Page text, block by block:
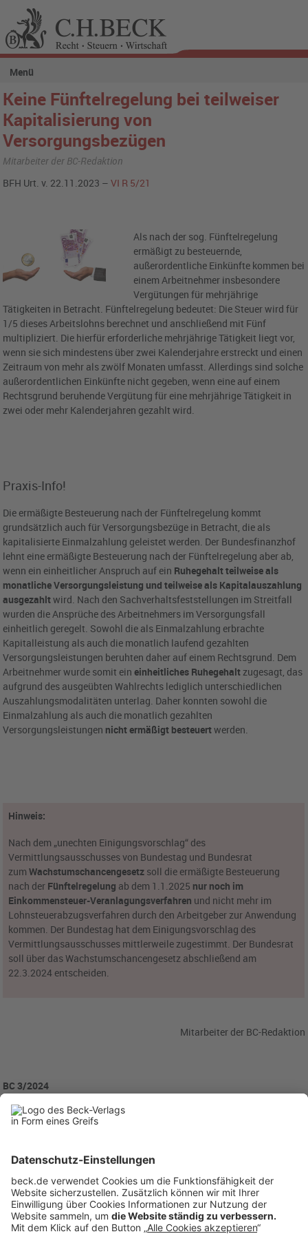
Menü
Keine Fünftelregelung bei teilweiser
Kapitalisierung von
Versorgungsbezügen
Mitarbeiter der BC-Redaktion
BFH Urt. v. 22.11.2023 –VI R 5/21
Als nach der sog. Fünftelregelung
ermäßigt zu besteuernde,
außerordentliche Einkünfte kommen bei
einem Arbeitnehmer insbesondere
Vergütungen für mehrjährige
Tätigkeiten in Betracht. Fünftelregelung bedeutet: Die Steuer wird für
1/5 dieses Arbeitslohns berechnet und anschließend mit Fünf
multipliziert. Die hierfür erforderliche mehrjährige Tätigkeit liegt vor,
wenn sie sich mindestens über zwei Kalenderjahre erstreckt und einen
Zeitraum von mehr als zwölf Monaten umfasst. Allerdings sind solche
außerordentlichen Einkünfte nicht gegeben, wenn eine auf einem
Rechtsgrund beruhende Vergütung für eine mehrjährige Tätigkeit in
zwei oder mehr Kalenderjahren gezahlt wird.
Praxis-Info!
Die ermäßigte Besteuerung nach der Fünftelregelung kommt
grundsätzlich auch für Versorgungsbezüge in Betracht, die als
kapitalisierte Einmalzahlung geleistet werden. Der Bundesfinanzhof
lehnt eine ermäßigte Besteuerung nach der Fünftelregelung aber ab,
wenn ein einheitlicher Anspruch auf ein Ruhegehalt teilweise als
monatliche Versorgungsleistung und teilweise als Kapitalauszahlung
ausgezahltwird. Nach den Sachverhaltsfeststellungen im Streitfall
wurden die Ansprüche des Arbeitnehmers im Versorgungsfall
einheitlich geregelt. Sowohl die als Einmalzahlung erbrachte
Kapitalleistung als auch die monatlich laufend gezahlten
Versorgungsleistungen beruhten daher auf einem Rechtsgrund. Dem
Arbeitnehmer wurde somit eineinheitliches Ruhegehaltzugesagt, das
aufgrund des ausgeübten Wahlrechts lediglich unterschiedlichen
Auszahlungsmodalitäten unterlag. Daher konnten sowohl die
Einmalzahlung als auch die monatlich gezahlten
Versorgungsleistungen nicht ermäßigt besteuertwerden.
Hinweis:
Nach dem „unechten Einigungsvorschlag“ des
Vermittlungsausschusses von Bundestag und Bundesrat
zumWachstumschancengesetz soll die ermäßigte Besteuerung
nach der Fünftelregelung ab dem 1.1.2025 nur noch im
Einkommensteuer-Veranlagungsverfahren und nicht mehr im
Lohnsteuerabzugsverfahren durch den Arbeitgeber zur Anwendung
kommen. Der Bundestag hat dem Einigungsvorschlag des
Vermittlungsausschusses mittlerweile zugestimmt. Der Bundesrat
soll über das Wachstumschancengesetz abschließend am
22.3.2024 entscheiden.
Mitarbeiter der BC-Redaktion
BC 3/2024
BC20240320
Anzeigen